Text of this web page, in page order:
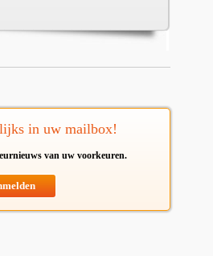
in uw mailbox!
van uw voorkeuren.